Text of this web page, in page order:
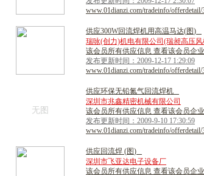
www.01dianzi.com/tradeinfo/
供应300W回流焊机用高温马达(图)
瑞咏(创力)机电有限公司(瑞昶高压
该会员所有供应信息 查看该会员企
发布更新时间：2009-12-17 1:29:09
www.01dianzi.com/tradeinfo/
无图
供应环保无铅氮气回流焊机
深圳市兆鑫精密机械有限公司
该会员所有供应信息 查看该会员企
发布更新时间：2009-9-10 17:30:59
www.01dianzi.com/tradeinfo/
供应回流焊 (图)
深圳市飞亚达电子设备厂
该会员所有供应信息 查看该会员企